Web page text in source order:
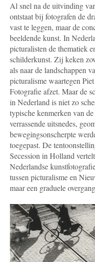
Al snel na de uitvinding
ontstaat bij fotografen de
vast te leggen, maar de
beeldende kunst. In
picturalisten de thematiek
schilderkunst. Zij keken
als naar de landschappen
picturalisme waartegen
Fotografie afzet. Maar de
in Nederland is niet zo
typische kenmerken van
verrassende uitsnedes,
bewegingsonscherpte
toegepast. De
Secession in Holland
Nederlandse
tussen picturalisme en
maar een graduele